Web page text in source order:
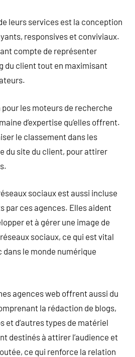
leurs services est la conception
responsives et conviviaux.
compte de représenter
du client tout en maximisant
pour les moteurs de recherche
d’expertise qu’elles offrent.
le classement dans les
du site du client, pour attirer
sociaux est aussi incluse
par ces agences. Elles aident
et à gérer une image de
sociaux, ce qui est vital
dans le monde numérique
agences web offrent aussi du
la rédaction de blogs,
et d’autres types de matériel
destinés à attirer l’audience et
ce qui renforce la relation